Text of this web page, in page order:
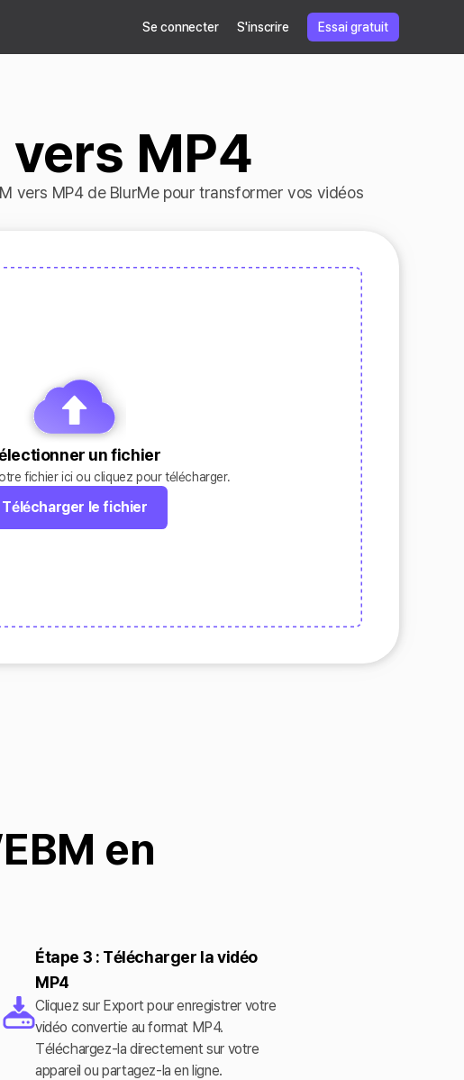
Se connecter S'inscrire Essai gratuit
MP4
vers MP4 de BlurMe pour transformer vos vidéos
un fichier
fichier ici ou cliquez pour télécharger.
Télécharger le fichier
en
Étape 3 : Télécharger la vidéo
MP4
Cliquez sur Export pour enregistrer votre
vidéo convertie au format MP4.
Téléchargez-la directement sur votre
appareil ou partagez-la en ligne.